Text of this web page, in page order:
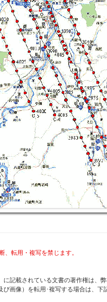
転用・複写を禁じます。
記載されている文書の著作権は、弊
画像）を転用･複写する場合は、下